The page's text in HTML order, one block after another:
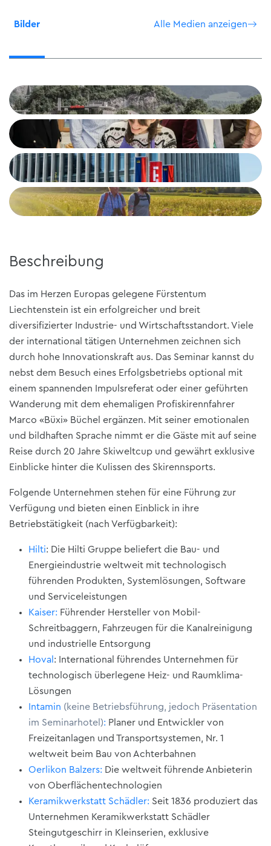
Bilder Alle Medien anzeigen
Beschreibung
Das im Herzen Europas gelegene Fürstentum
Liechtenstein ist ein erfolgreicher und breit
diversifizierter Industrie- und Wirtschaftsstandort. Viele
der international tätigen Unternehmen zeichnen sich
durch hohe Innovationskraft aus. Das Seminar kannst du
nebst dem Besuch eines Erfolgsbetriebs optional mit
einem spannenden Impulsreferat oder einer geführten
Wanderung mit dem ehemaligen Profiskirennfahrer
Marco «Büxi» Büchel ergänzen. Mit seiner emotionalen
und bildhaften Sprache nimmt er die Gäste mit auf seine
Reise durch 20 Jahre Skiweltcup und gewährt exklusive
Einblicke hinter die Kulissen des Skirennsports.
Folgende Unternehmen stehen für eine Führung zur
Verfügung und bieten einen Einblick in ihre
Betriebstätigkeit (nach Verfügbarkeit):
Hilti: Die Hilti Gruppe beliefert die Bau- und
Energieindustrie weltweit mit technologisch
führenden Produkten, Systemlösungen, Software
und Serviceleistungen
Kaiser: Führender Hersteller von Mobil-
Schreitbaggern, Fahrzeugen für die Kanalreinigung
und industrielle Entsorgung
Hoval : International führendes Unternehmen für
technologisch überlegene Heiz- und Raumklima-
Lösungen
Intamin (keine Betriebsführung, jedoch Präsentation
im Seminarhotel): Planer und Entwickler von
Freizeitanlagen und Transportsystemen, Nr. 1
weltweit beim Bau von Achterbahnen
Oerlikon Balzers: Die weltweit führende Anbieterin
von Oberflächentechnologien
Keramikwerkstatt Schädler: Seit 1836 produziert das
Unternehmen Keramikwerkstatt Schädler
Steingutgeschirr in Kleinserien, exklusive